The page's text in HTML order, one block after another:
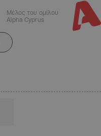
Μέλος του ομίλου
Alpha Cyprus